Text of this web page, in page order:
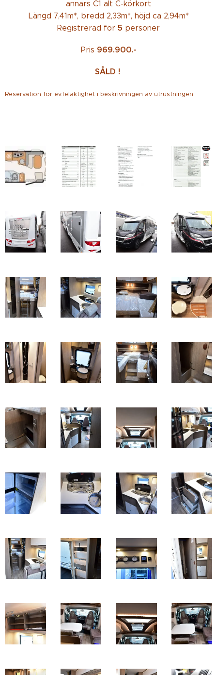
annars C1 alt C-körkort
Längd 7,41m*, bredd 2,33m*, höjd ca 2,94m*
Registrerad för 5 personer
Pris 969.900.-
SÅLD !
Reservation för ev.felaktighet i beskrivningen av utrustningen.